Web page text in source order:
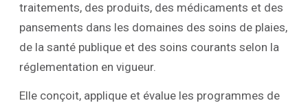
traitements, des produits, des médicaments et des
pansements dans les domaines des soins de plaies,
de la santé publique et des soins courants selon la
réglementation en vigueur.
Elle conçoit, applique et évalue les programmes de